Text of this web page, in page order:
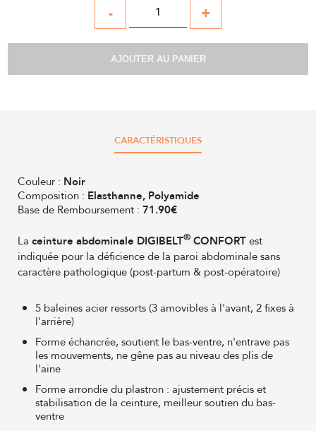
- +
AJOUTER AU PANIER
CARACTÉRISTIQUES
Couleur : Noir
Composition : Elasthanne, Polyamide
Base de Remboursement : 71.90€
La ceinture abdominale DIGIBELT® CONFORTest
indiquée pour la déficience de la paroi abdominale sans
caractère pathologique (post-partum & post-opératoire)
5 baleines acier ressorts (3 amovibles à l'avant, 2 fixes à
l'arrière)
Forme échancrée, soutient le bas-ventre, n'entrave pas
les mouvements, ne gêne pas au niveau des plis de
l'aine
Forme arrondie du plastron : ajustement précis et
stabilisation de la ceinture, meilleur soutien du bas-
ventre